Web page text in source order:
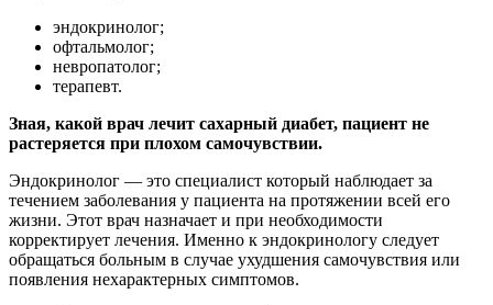
эндокринолог;
офтальмолог;
невропатолог;
терапевт.
Зная, какой врач лечит сахарный диабет, пациент не
растеряется при плохом самочувствии.
Эндокринолог — это специалист который наблюдает за
течением заболевания у пациента на протяжении всей его
жизни. Этот врач назначает и при необходимости
корректирует лечения. Именно к эндокринологу следует
обращаться больным в случае ухудшения самочувствия или
появления нехарактерных симптомов.